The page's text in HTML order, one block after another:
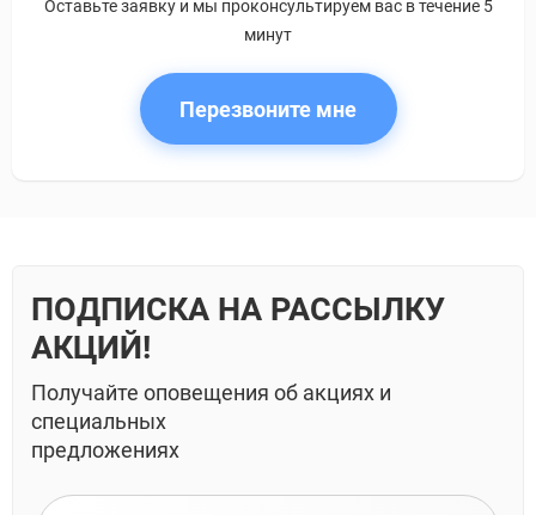
Оставьте заявку и мы проконсультируем вас в течение 5
минут
Перезвоните мне
ПОДПИСКА НА РАССЫЛКУ
АКЦИЙ!
Получайте оповещения об акциях и
специальных
предложениях